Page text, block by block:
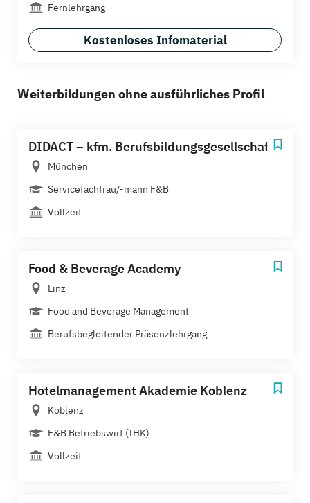
Fernlehrgang
Kostenloses Infomaterial
Weiterbildungen ohne ausführliches Profil
DIDACT – kfm. Berufsbildungsgesellschaft
München
Servicefachfrau/-mann F&B
Vollzeit
Food & Beverage Academy
Linz
Food and Beverage Management
Berufsbegleitender Präsenzlehrgang
Hotelmanagement Akademie Koblenz
Koblenz
F&B Betriebswirt (IHK)
Vollzeit